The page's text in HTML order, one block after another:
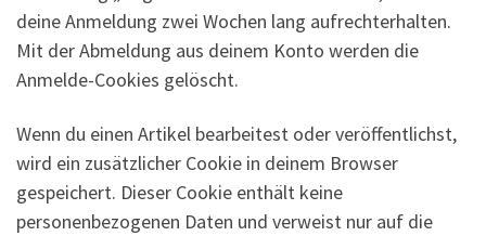
deine Anmeldung zwei Wochen lang aufrechterhalten.
Mit der Abmeldung aus deinem Konto werden die
Anmelde-Cookies gelöscht.
Wenn du einen Artikel bearbeitest oder veröffentlichst,
wird ein zusätzlicher Cookie in deinem Browser
gespeichert. Dieser Cookie enthält keine
personenbezogenen Daten und verweist nur auf die